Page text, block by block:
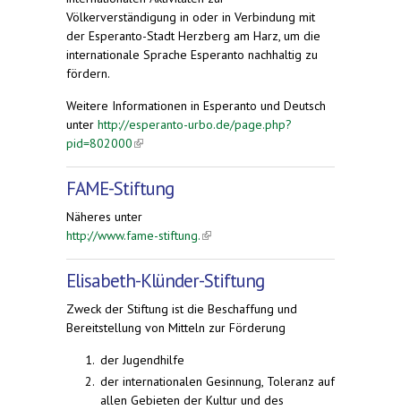
Völkerverständigung in oder in Verbindung mit
der Esperanto-Stadt Herzberg am Harz, um die
internationale Sprache Esperanto nachhaltig zu
fördern.
Weitere Informationen in Esperanto und Deutsch
unter http://esperanto-urbo.de/page.php?
pid=802000(link is external)
FAME-Stiftung
Näheres unter
http://www.fame-stiftung.(link is external)
Elisabeth-Klünder-Stiftung
Zweck der Stiftung ist die Beschaffung und
Bereitstellung von Mitteln zur Förderung
der Jugendhilfe
der internationalen Gesinnung, Toleranz auf
allen Gebieten der Kultur und des